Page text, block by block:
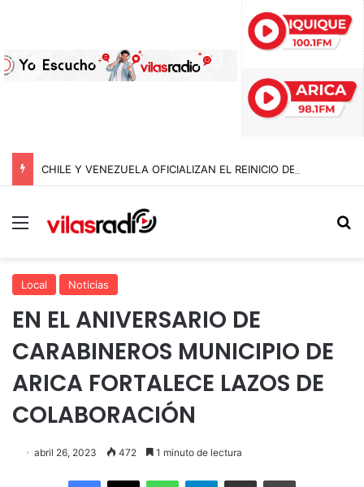
Menú
Local Noticias
EN EL ANIVERSARIO DE
CARABINEROS MUNICIPIO DE
ARICA FORTALECE LAZOS DE
COLABORACIÓN
abril 26, 2023 472 1 minuto de lectura
Facebook
X WhatsAppTelegramEnviar vía email Imprimir